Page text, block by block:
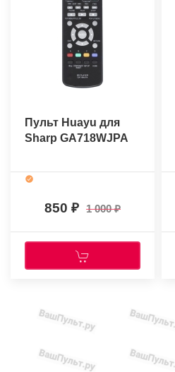
Пульт Huayu для
Sharp GA718WJPA
850 1 000